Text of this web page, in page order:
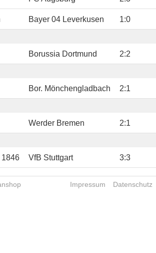
Bayer 04 Leverkusen 1:0
Borussia Dortmund 2:2
Bor. Mönchengladbach 2:1
Werder Bremen 2:1
1846 VfB Stuttgart 3:3
Impressum Datenschutz